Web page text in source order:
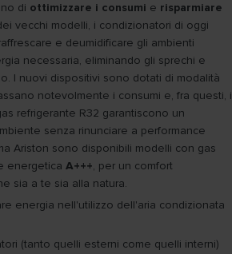
di ottimizzare i consumi e risparmiare
vecchi modelli, i condizionatori di oggi
e deumidificare gli ambienti
necessaria, eliminando gli sprechi e
I nuovi dispositivi sono dotati di modalità
notevolmente i consumi e, fra questi, i
refrigerante R32 garantiscono un
senza rinunciare a performance
Ariston sono disponibili modelli con gas
energetica A+++, per un comfort
sia a te sia alla natura.
energia nell'utilizzo dell'aria condizionata
(tanto quelli esterni come quelli interni)